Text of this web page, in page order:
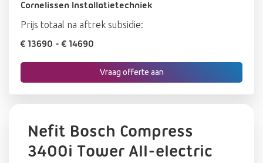
Cornelissen Installatietechniek
Prijs totaal na aftrek subsidie:
€ 13690 - € 14690
Vraag offerte aan
Nefit Bosch Compress
3400i Tower All-electric